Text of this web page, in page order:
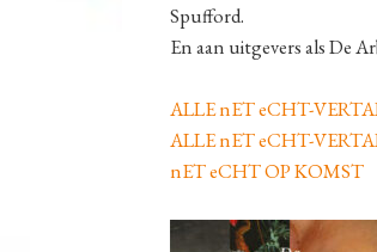
Spufford.
En aan uitgevers als De
ALLE nET eCHT-
ALLE nET eCHT-
nET eCHT OP KOMST